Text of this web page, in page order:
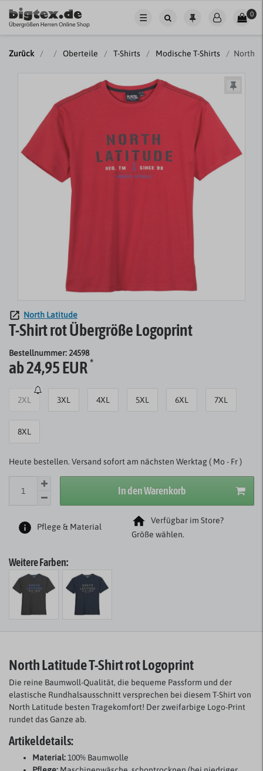
☰ 0
Zurück Oberteile T-Shirts Modische T-Shirts North
North Latitude
T-Shirt rot Übergröße Logoprint
Bestellnummer: 24598
ab 24,95 EUR*
2XL 3XL 4XL 5XL 6XL 7XL
8XL
Heute bestellen. Versand sofort am nächsten Werktag ( Mo - Fr )
In den Warenkorb
Pflege & Material
Verfügbar im Store?
Größe wählen.
Weitere Farben:
North LatitudeT-Shirt rot Logoprint
Die reine Baumwoll-Qualität, die bequeme Passform und der
elastische Rundhalsausschnitt versprechen bei diesem T-Shirt von
North Latitude besten Tragekomfort! Der zweifarbige Logo-Print
rundet das Ganze ab.
Artikeldetails:
Material:100% Baumwolle